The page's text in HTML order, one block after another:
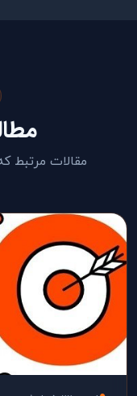
مقالات مرتبط